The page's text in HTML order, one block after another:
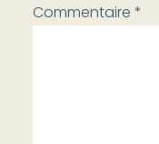
Commentaire*